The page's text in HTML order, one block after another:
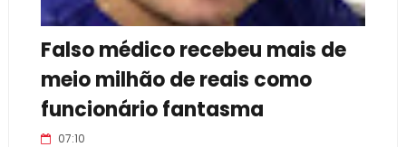
Falso médico recebeu mais de
meio milhão de reais como
funcionário fantasma
07:10